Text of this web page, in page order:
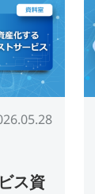
ス資